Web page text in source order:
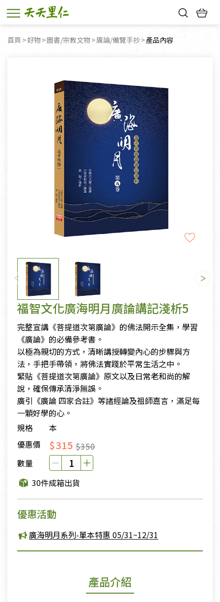
首頁 好物 圖書/宗教文物 廣論/備覽手抄 目前頁面：
產品內容
福智文化廣海明月廣論講記淺析5
完整宣講《菩提道次第廣論》的佛法開示全集，學習
《廣論》的必備參考書。
以極為親切的方式，清晰講授轉變內心的步驟與方
法，手把手帶領，將佛法實踐於平常生活之中。
緊貼《菩提道次第廣論》原文以及日常老和尚的解
說，確保傳承清淨無誤。
廣引《廣論 四家合註》等諸經論及祖師嘉言，滿足每
一顆好學的心。
規格
本
優惠價
$315 $350
數量
30件成箱出貨
優惠活動
廣海明月系列-單本特惠 05/31~12/31
產品介紹